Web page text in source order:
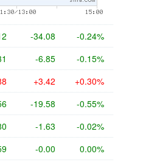
-34.08 -0.24%
-6.85 -0.15%
+3.42 +0.30%
-19.58 -0.55%
-1.63 -0.02%
-0.00 0.00%